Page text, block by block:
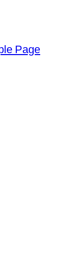
Page